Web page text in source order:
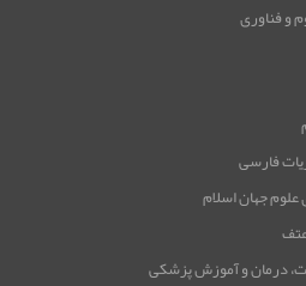
و فناوری
فارسی
جهان اسلام
درمان و آموزش پزشکی